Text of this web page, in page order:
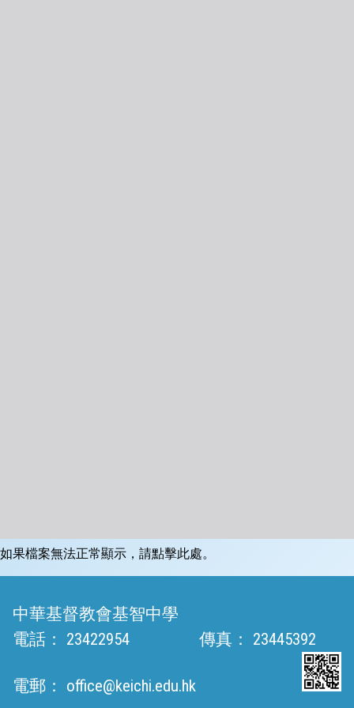
如果檔案無法正常顯示，請點擊此處。
中華基督教會基智中學
電話：
23422954 傳真： 23445392
電郵： office@keichi.edu.hk